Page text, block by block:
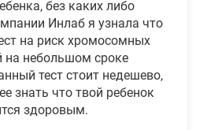
без каких либо
Инлаб я узнала что
на риск хромосомных
на небольшом сроке
тест стоит недешево,
знать что твой ребенок
здоровым.